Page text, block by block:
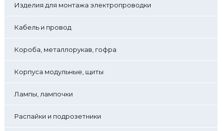
Изделия для монтажа электропроводки
Кабель и провод
Короба, металлорукав, гофра
Корпуса модульные, щиты
Лампы, лампочки
Распайки и подрозетники